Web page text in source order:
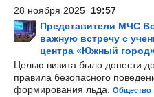
28 ноября 2025 19:57
Представители МЧС
важную встречу с
центра «Южный
Целью визита было донести
правила безопасного
формирования льда.
Общество